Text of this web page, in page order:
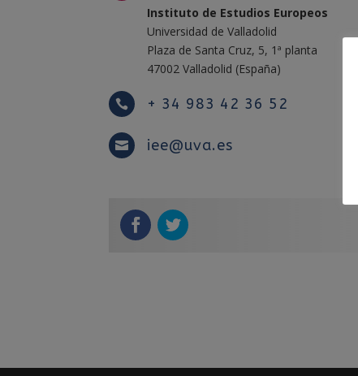
Instituto de Estudios Europeos
Universidad de Valladolid
Plaza de Santa Cruz, 5, 1ª planta
47002 Valladolid (España)
 + 34 983 42 36 52
 iee@uva.es